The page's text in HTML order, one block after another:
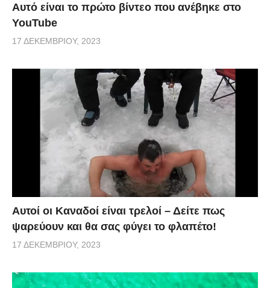
Αυτό είναι το πρώτο βίντεο που ανέβηκε στο
YouTube
17 ΔΕΚΕΜΒΡΊΟΥ, 2023
Αυτοί οι Καναδοί είναι τρελοί – Δείτε πως
ψαρεύουν και θα σας φύγει το φλαπέτο!
17 ΔΕΚΕΜΒΡΊΟΥ, 2023